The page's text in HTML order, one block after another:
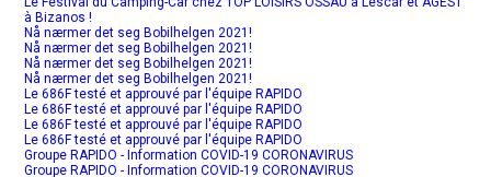
à Bizanos !
Nå nærmer det seg Bobilhelgen 2021!
Nå nærmer det seg Bobilhelgen 2021!
Nå nærmer det seg Bobilhelgen 2021!
Nå nærmer det seg Bobilhelgen 2021!
Le 686F testé et approuvé par l'équipe RAPIDO
Le 686F testé et approuvé par l'équipe RAPIDO
Le 686F testé et approuvé par l'équipe RAPIDO
Le 686F testé et approuvé par l'équipe RAPIDO
Groupe RAPIDO - Information COVID-19 CORONAVIRUS
Groupe RAPIDO - Information COVID-19 CORONAVIRUS